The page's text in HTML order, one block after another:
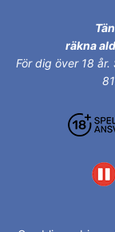
räkna
För dig över 18 år.